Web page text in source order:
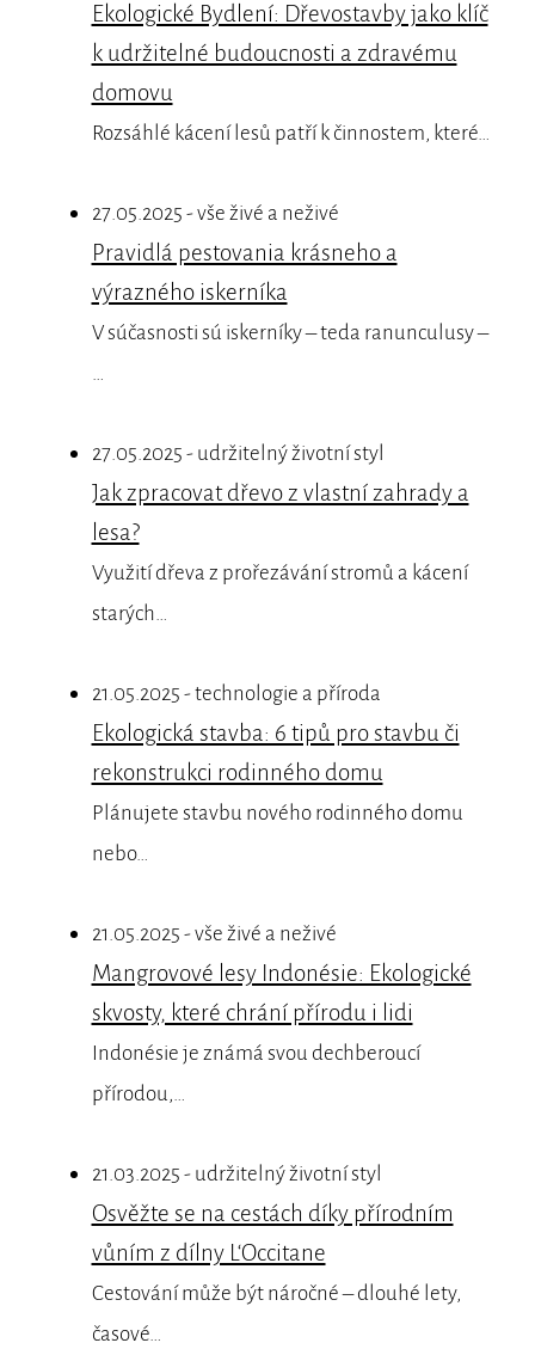
Ekologické Bydlení: Dřevostavby jako klíč
k udržitelné budoucnosti a zdravému
domovu
Rozsáhlé kácení lesů patří k činnostem, které…
27.05.2025 - vše živé a neživé
Pravidlá pestovania krásneho a
výrazného iskerníka
V súčasnosti sú iskerníky – teda ranunculusy –
…
27.05.2025 - udržitelný životní styl
Jak zpracovat dřevo z vlastní zahrady a
lesa?
Využití dřeva z prořezávání stromů a kácení
starých…
21.05.2025 - technologie a příroda
Ekologická stavba: 6 tipů pro stavbu či
rekonstrukci rodinného domu
Plánujete stavbu nového rodinného domu
nebo…
21.05.2025 - vše živé a neživé
Mangrovové lesy Indonésie: Ekologické
skvosty, které chrání přírodu i lidi
Indonésie je známá svou dechberoucí
přírodou,…
21.03.2025 - udržitelný životní styl
Osvěžte se na cestách díky přírodním
vůním z dílny L‘Occitane
Cestování může být náročné – dlouhé lety,
časové…